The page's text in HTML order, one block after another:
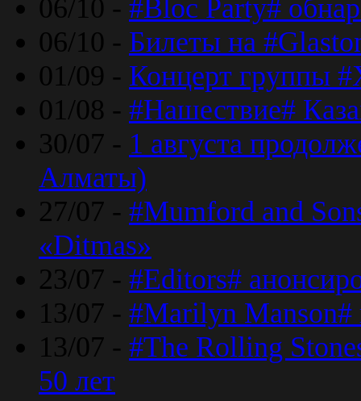
06/10 - #Bloc Party#
06/10 - Билеты на
01/09 - Концерт группы
01/08 - #Нашествие#
30/07 - 1 августа
Алматы)
27/07 - #Mumford and
«Ditmas»
23/07 - #Editors#
13/07 - #Marilyn Manson#
13/07 - #The Rolling
50 лет